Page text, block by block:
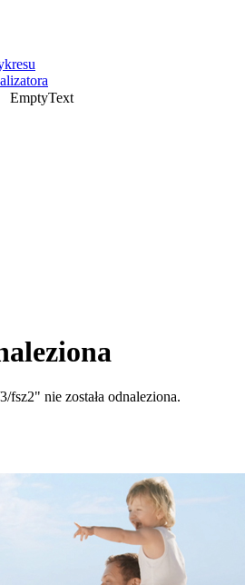
EmptyText
fsz2" nie została odnaleziona.